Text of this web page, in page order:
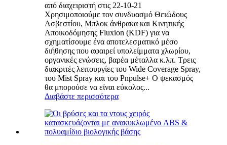
από διαχειριστή στις 22-10-21
Χρησιμοποιούμε τον συνδυασμό Θειώδους
Ασβεστίου, Μπλοκ άνθρακα και Κινητικής
Αποικοδόμησης Fluxion (KDF) για να
σχηματίσουμε ένα αποτελεσματικό μέσο
διήθησης που αφαιρεί υπολείμματα χλωρίου,
οργανικές ενώσεις, βαρέα μέταλλα κ.λπ. Τρεις
διακριτές λειτουργίες του Wide Coverage Spray,
του Mist Spray και του Pnpulse+ Ο ψεκασμός
θα μπορούσε να είναι εύκολος...
Διαβάστε περισσότερα